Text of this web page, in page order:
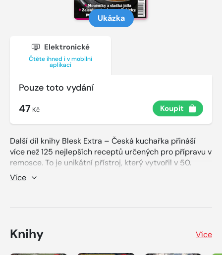
Ukázka
Elektronické
Čtěte ihned i v mobilní
aplikaci
Pouze toto vydání
47 Kč Koupit
Další díl knihy Blesk Extra – Česká kuchařka přináší
více než 125 nejlepších receptů určených pro přípravu v
remosce. To je unikátní přístroj, který vytvořil v 50.
letech český elektrotechnik Oldřich Homuta a jenž
funguje jako elektrický hrnec i trouba. V naší kuchařce
které se v remosce připravují asi nejčastěji. Zároveň se
maso a zeleninové pokrmy nebo udělat nejrůznější
chuťovky. Recepty jsou doprovázeny fotografiemi,
Více
Knihy Více